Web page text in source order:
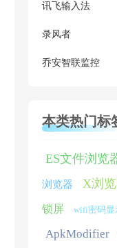
讯飞输入法
录风者
乔安智联监控
本类热门标
ES文件浏览
浏览器 X浏
锁屏 wifi密码显
ApkModifier